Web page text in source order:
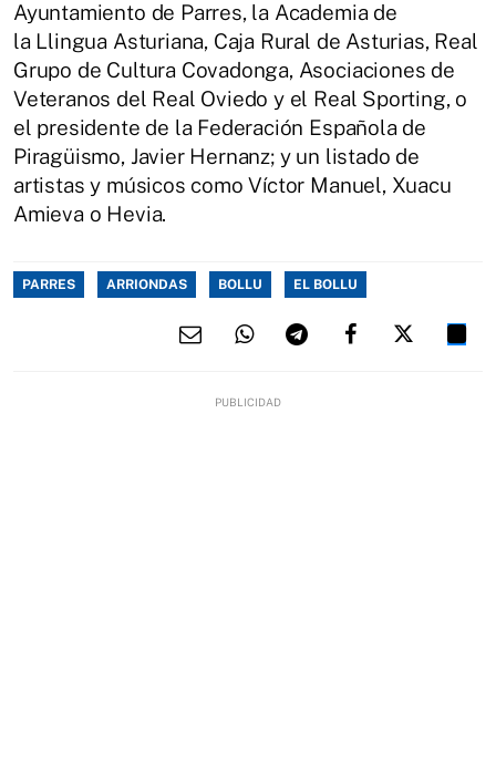
Ayuntamiento de Parres, la Academia de
la Llingua Asturiana, Caja Rural de Asturias, Real
Grupo de Cultura Covadonga, Asociaciones de
Veteranos del Real Oviedo y el Real Sporting, o
el presidente de la Federación Española de
Piragüismo, Javier Hernanz; y un listado de
artistas y músicos como Víctor Manuel, Xuacu
Amieva o Hevia.
PARRES ARRIONDAS BOLLU EL BOLLU